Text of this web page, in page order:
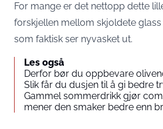
For mange er det nettopp dette
forskjellen mellom skjoldete
som faktisk ser nyvasket ut.
Les også
Derfor bør du oppbevare
Slik får du dusjen til å gi bedre
Gammel sommerdrikk gjør
mener den smaker bedre enn